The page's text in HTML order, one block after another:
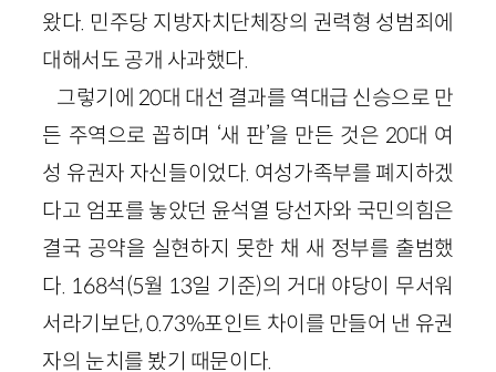
왔다. 민주당 지방자치단체장의 권력형 성범죄에
대해서도 공개 사과했다.
그렇기에 20대 대선 결과를 역대급 신승으로 만
든 주역으로 꼽히며 ‘새 판’을 만든 것은 20대 여
성 유권자 자신들이었다. 여성가족부를 폐지하겠
다고 엄포를 놓았던 윤석열 당선자와 국민의힘은
결국 공약을 실현하지 못한 채 새 정부를 출범했
다. 168석(5월 13일 기준)의 거대 야당이 무서워
서라기보단, 0.73%포인트 차이를 만들어 낸 유권
자의 눈치를 봤기 때문이다.